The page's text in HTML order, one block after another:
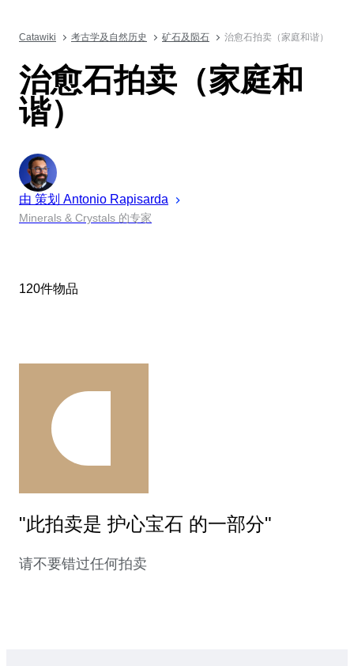
Catawiki 考古学及自然历史 矿石及陨石 治愈石拍卖（家庭和谐）
治愈石拍卖（家庭和
谐）
由 策划 Antonio Rapisarda
Minerals & Crystals 的专家
120件物品
"此拍卖是 护心宝石 的一部分"
请不要错过任何拍卖